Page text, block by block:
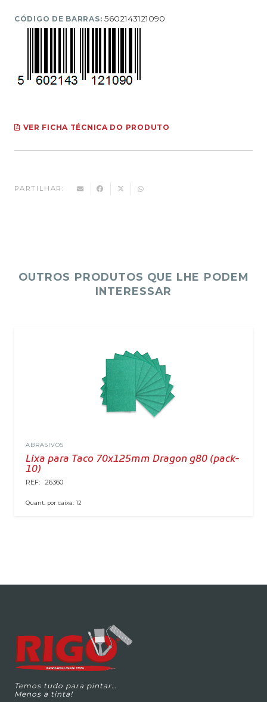
CÓDIGO DE BARRAS: 5602143121090
VER FICHA TÉCNICA DO PRODUTO
PARTILHAR:
OUTROS PRODUTOS QUE LHE PODEM
INTERESSAR
ABRASIVOS
Lixa para Taco 70x125mm Dragon g80 (pack-
10)
REF: 26360
Quant. por caixa:12
Temos tudo para pintar…
Menos a tinta!